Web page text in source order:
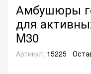
Амбушюры
для
M30
Артикул: 15225